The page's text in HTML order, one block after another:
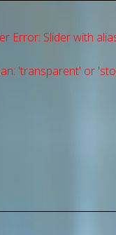
Error: Slider with
'transparent' or